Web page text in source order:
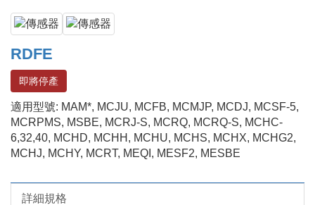
RDFE
即將停產
適用型號: MAM*, MCJU, MCFB, MCMJP, MCDJ, MCSF-5,
MCRPMS, MSBE, MCRJ-S, MCRQ, MCRQ-S, MCHC-
6,32,40, MCHD, MCHH, MCHU, MCHS, MCHX, MCHG2,
MCHJ, MCHY, MCRT, MEQI, MESF2, MESBE
詳細規格